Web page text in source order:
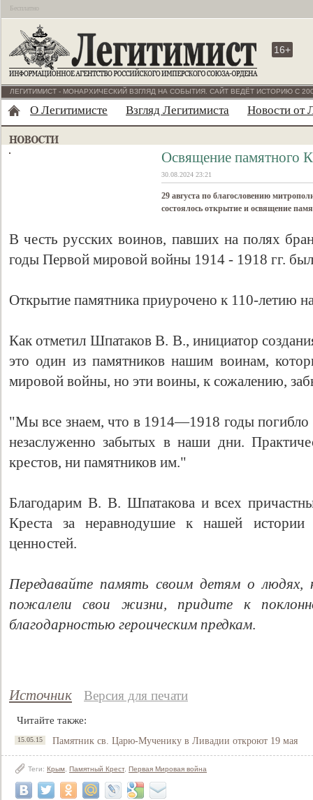
Бесплатно
16+
ЛЕГИТИМИСТ - МОНАРХИЧЕСКИЙ ВЗГЛЯД НА СОБЫТИЯ. САЙТ ВЕДЁТ ИСТОРИЮ С
О Легитимисте Взгляд Легитимиста Новости от
Освящение памятного
30.08.2024 23:21
29 августа по благословению
состоялось открытие и освящение
В честь русских воинов, павших на полях
годы Первой мировой войны 1914 - 1918 гг.
Открытие памятника приурочено к 110-летию
Как отметил Шпатаков В. В., инициатор
это один из памятников нашим воинам,
мировой войны, но эти воины, к сожалению,
"Мы все знаем, что в 1914—1918 годы погибло
незаслуженно забытых в наши дни.
крестов, ни памятников им."
Благодарим В. В. Шпатакова и всех
Креста за неравнодушие к нашей
ценностей.
Передавайте память своим детям о людях,
пожалели свои жизни, придите к
благодарностью героическим предкам.
Источник Версия для печати
Читайте также:
15.05.15 Памятник св. Царю-Мученику в Ливадии откроют 19 мая
Теги: Крым Памятный Крест, Первая Мировая война